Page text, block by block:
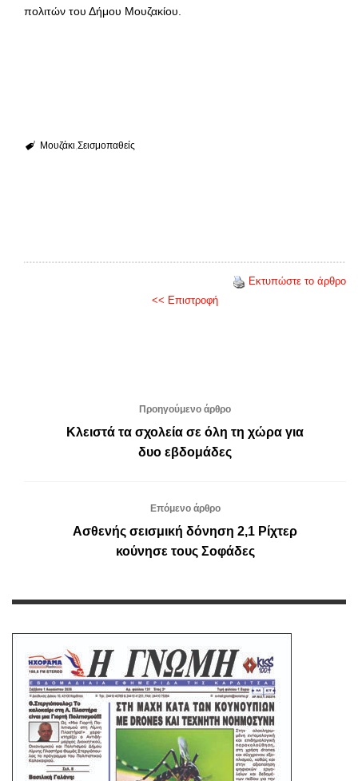
πολιτών του Δήμου Μουζακίου.
Μουζάκι Σεισμοπαθείς
Εκτυπώστε το άρθρο
<< Επιστροφή
Προηγούμενο άρθρο
Κλειστά τα σχολεία σε όλη τη χώρα για
δυο εβδομάδες
Επόμενο άρθρο
Ασθενής σεισμική δόνηση 2,1 Ρίχτερ
κούνησε τους Σοφάδες